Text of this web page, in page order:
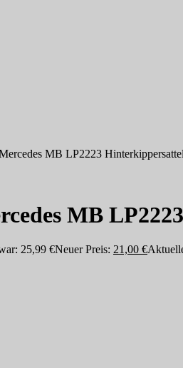
MB LP2223
MB
25,99 €Neuer Preis: 21,00 €